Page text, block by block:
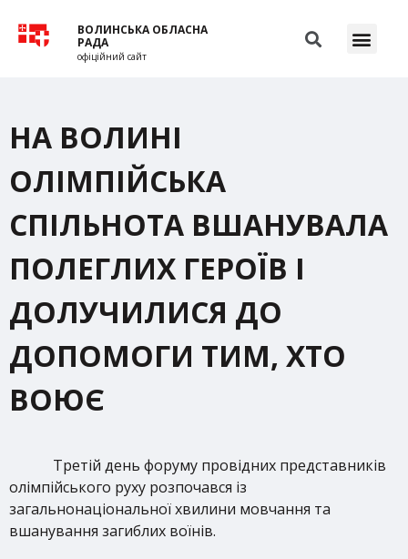
ВОЛИНСЬКА ОБЛАСНА
РАДА
офіційний сайт
НА ВОЛИНІ
ОЛІМПІЙСЬКА
СПІЛЬНОТА ВШАНУВАЛА
ПОЛЕГЛИХ ГЕРОЇВ І
ДОЛУЧИЛИСЯ ДО
ДОПОМОГИ ТИМ, ХТО
ВОЮЄ
Третій день форуму провідних представників
олімпійського руху розпочався із
загальнонаціональної хвилини мовчання та
вшанування загиблих воїнів.